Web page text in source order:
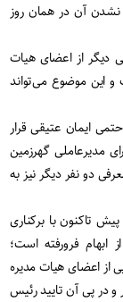
آن در همان روز
دیگر از اعضای هیات
و این موضوع می‌تواند
ایمان عتیقی قرار
مدیرعاملی گهرزمین
دو نفر دیگر نیز به
تاکنون با برکناری
ابهام فرورفته است؛
از اعضای هیات مدیره
و در پی آن تایید رئیس